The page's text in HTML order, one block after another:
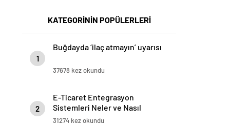
KATEGORİNİN POPÜLERLERİ
1
Buğdayda ‘ilaç atmayın’ uyarısı
37678 kez okundu
2
E-Ticaret Entegrasyon
Sistemleri Neler ve Nasıl
Yapılır?
31274 kez okundu